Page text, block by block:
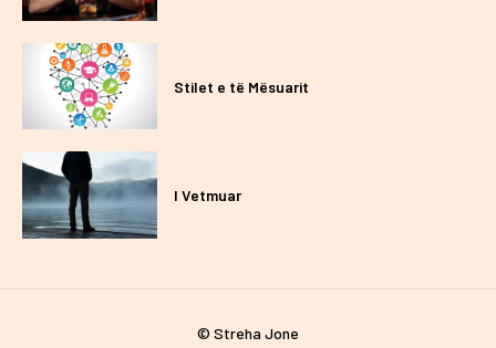
Stilet e të Mësuarit
I Vetmuar
© Streha Jone